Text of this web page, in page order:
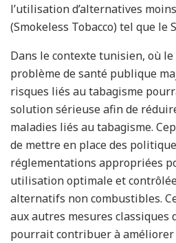
l’utilisation d’alternatives
(Smokeless Tobacco) tel que le
Dans le contexte tunisien, où
problème de santé publique
risques liés au tabagisme
solution sérieuse afin de
maladies liés au tabagisme.
de mettre en place des
réglementations appropriées
utilisation optimale et
alternatifs non combustibles.
aux autres mesures classiques
pourrait contribuer à améliorer